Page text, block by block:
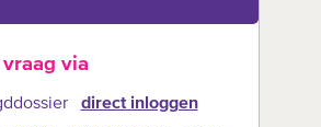
via
direct inloggen